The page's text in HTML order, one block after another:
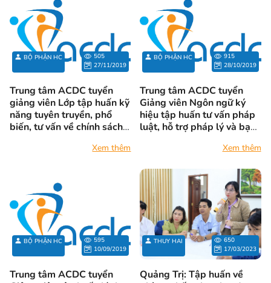
BỘ PHẬN HC
505
27/11/2019
Trung tâm ACDC tuyển
giảng viên Lớp tập huấn kỹ
năng tuyên truyền, phổ
biến, tư vấn về chính sách
bạo lực trên cơ sở giớiXem thêm
BỘ PHẬN HC
915
28/10/2019
Trung tâm ACDC tuyển
Giảng viên Ngôn ngữ ký
hiệu tập huấn tư vấn pháp
luật, hỗ trợ pháp lý và bạo
Xem thêm
BỘ PHẬN HC
595
10/09/2019
Trung tâm ACDC tuyển
THUY HAI
650
17/03/2023
Quảng Trị: Tập huấn về